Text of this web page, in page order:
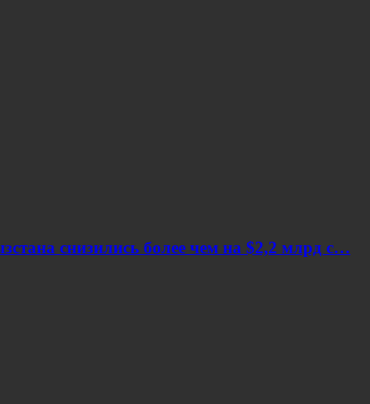
снизились более чем на $2,2 млрд с…